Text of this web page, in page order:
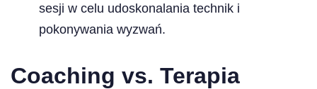
sesji w celu udoskonalania technik i
pokonywania wyzwań.
Coaching vs. Terapia